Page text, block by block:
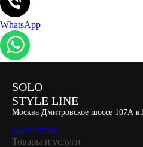
WhatsApp
SOLO
STYLE LINE
Москва Дмитровское шоссе 107А к1
84951977330
Товары и услуги